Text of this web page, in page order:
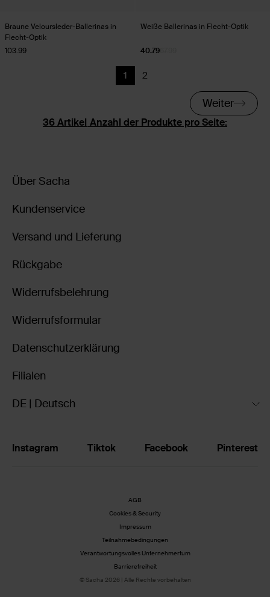
Braune Veloursleder-Ballerinas in
Flecht-Optik
103.99
Weiße Ballerinas in Flecht-Optik
40.79
Anzahl der Produkte pro Seite:
Aktuelle Seite
1
Zurück
2
Weiter
Über Sacha
Kundenservice
Versand und Lieferung
Rückgabe
Widerrufsbelehrung
Widerrufsformular
Datenschutzerklärung
Filialen
DE | Deutsch
Instagram Tiktok Facebook Pinterest
AGB
Cookies & Security
Impressum
Teilnahmebedingungen
Verantwortungsvolles Unternehmertum
Barrierefreiheit
© Sacha 2026 | Alle Rechte vorbehalten